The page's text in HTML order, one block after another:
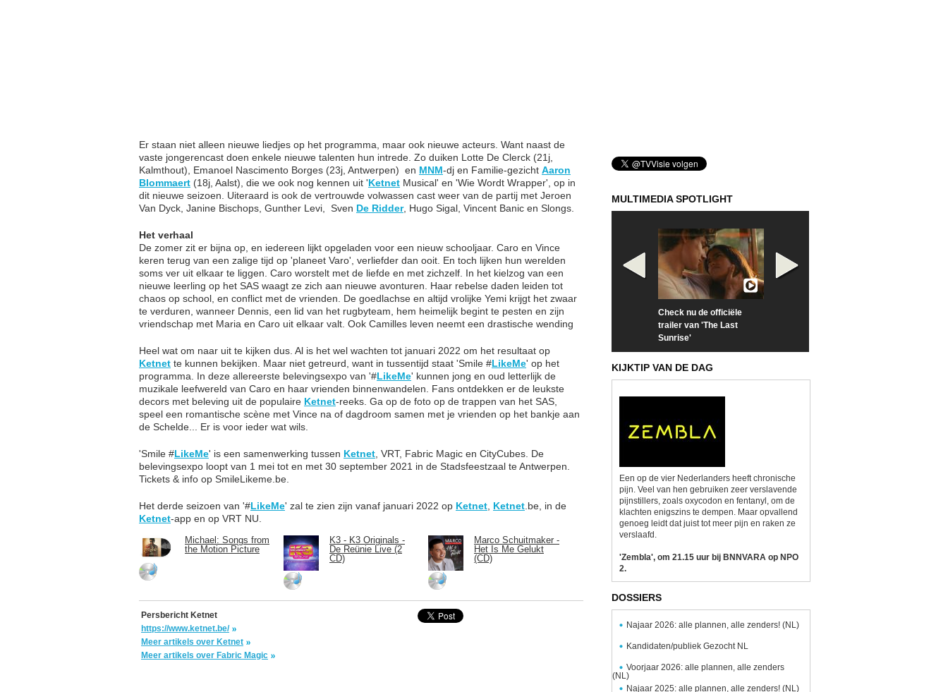
Er staan niet alleen nieuwe liedjes op het programma, maar ook nieuwe acteurs. Want naast de
vaste jongerencast doen enkele nieuwe talenten hun intrede. Zo duiken Lotte De Clerck (21j,
Kalmthout), Emanoel Nascimento Borges (23j, Antwerpen) en MNM-dj en Familie-gezicht Aaron
Blommaert (18j, Aalst), die we ook nog kennen uit 'Ketnet Musical' en 'Wie Wordt Wrapper', op in
dit nieuwe seizoen. Uiteraard is ook de vertrouwde volwassen cast weer van de partij met Jeroen
Van Dyck, Janine Bischops, Gunther Levi, Sven De Ridder, Hugo Sigal, Vincent Banic en Slongs.
Het verhaal
De zomer zit er bijna op, en iedereen lijkt opgeladen voor een nieuw schooljaar. Caro en Vince
keren terug van een zalige tijd op 'planeet Varo', verliefder dan ooit. En toch lijken hun werelden
soms ver uit elkaar te liggen. Caro worstelt met de liefde en met zichzelf. In het kielzog van een
nieuwe leerling op het SAS waagt ze zich aan nieuwe avonturen. Haar rebelse daden leiden tot
chaos op school, en conflict met de vrienden. De goedlachse en altijd vrolijke Yemi krijgt het zwaar
te verduren, wanneer Dennis, een lid van het rugbyteam, hem heimelijk begint te pesten en zijn
vriendschap met Maria en Caro uit elkaar valt. Ook Camilles leven neemt een drastische wending
Heel wat om naar uit te kijken dus. Al is het wel wachten tot januari 2022 om het resultaat op
Ketnet te kunnen bekijken. Maar niet getreurd, want in tussentijd staat 'Smile #LikeMe' op het
programma. In deze allereerste belevingsexpo van '#LikeMe' kunnen jong en oud letterlijk de
muzikale leefwereld van Caro en haar vrienden binnenwandelen. Fans ontdekken er de leukste
decors met beleving uit de populaire Ketnet-reeks. Ga op de foto op de trappen van het SAS,
speel een romantische scène met Vince na of dagdroom samen met je vrienden op het bankje aan
de Schelde... Er is voor ieder wat wils.
'Smile #LikeMe' is een samenwerking tussen Ketnet , VRT, Fabric Magic en CityCubes. De
belevingsexpo loopt van 1 mei tot en met 30 september 2021 in de Stadsfeestzaal te Antwerpen.
Tickets & info op SmileLikeme.be.
Het derde seizoen van '#LikeMe' zal te zien zijn vanaf januari 2022 op Ketnet Ketnet .be, in de
Ketnet-app en op VRT NU.
Michael: Songs from
the Motion Picture
K3 - K3 Originals -
De Reünie Live (2
CD)
Marco Schuitmaker -
Het Is Me Gelukt
(CD)
Persbericht Ketnet
https://www.ketnet.be/
Meer artikels over Ketnet
Meer artikels over Fabric Magic
MULTIMEDIA SPOTLIGHT
Check nu de officiële
trailer van 'The Last
Sunrise'
KIJKTIP VAN DE DAG
Een op de vier Nederlanders heeft chronische
pijn. Veel van hen gebruiken zeer verslavende
pijnstillers, zoals oxycodon en fentanyl, om de
klachten enigszins te dempen. Maar opvallend
genoeg leidt dat juist tot meer pijn en raken ze
verslaafd.
'Zembla', om 21.15 uur bij BNNVARA op NPO
2.
DOSSIERS
Najaar 2026: alle plannen, alle zenders! (NL)
Kandidaten/publiek Gezocht NL
Voorjaar 2026: alle plannen, alle zenders
(NL)
Najaar 2025: alle plannen, alle zenders! (NL)